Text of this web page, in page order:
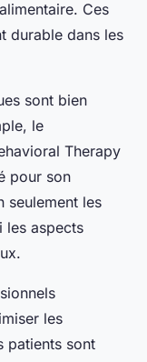
Ces
durable dans les
sont bien
le
Therapy
pour son
seulement les
les aspects
les
patients sont